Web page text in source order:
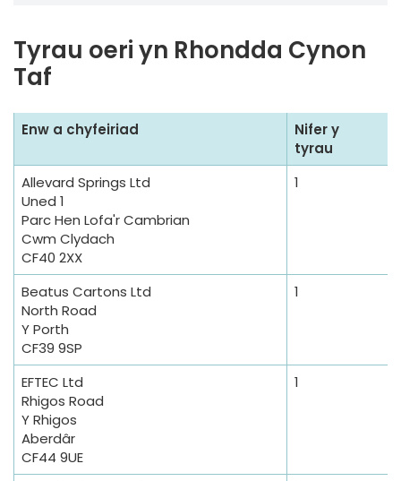
Tyrau oeri yn Rhondda Cynon
Taf
m
Enw a chyfeiriad
Nifer y
tyrau
Allevard Springs Ltd
Uned 1
Parc Hen Lofa'r Cambrian
Cwm Clydach
CF40 2XX
1
Beatus Cartons Ltd
North Road
Y Porth
CF39 9SP
1
EFTEC Ltd
Rhigos Road
Y Rhigos
Aberdâr
CF44 9UE
1